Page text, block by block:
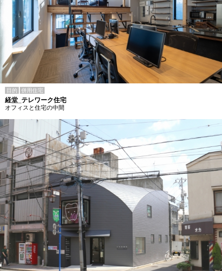
目的 併用住宅
経堂_テレワーク住宅
オフィスと住宅の中間